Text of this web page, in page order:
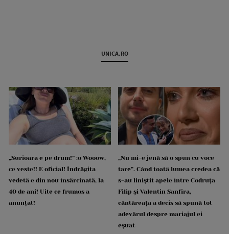
UNICA.RO
„Surioara e pe drum!” :o Wooow,
ce veste!! E oficial! Îndrăgita
vedetă e din nou însărcinată, la
40 de ani! Uite ce frumos a
anunțat!
„Nu mi-e jenă să o spun cu voce
tare”. Când toată lumea credea că
s-au liniștit apele între Codruța
Filip și Valentin Sanfira,
cântăreața a decis să spună tot
adevărul despre mariajul ei
eșuat